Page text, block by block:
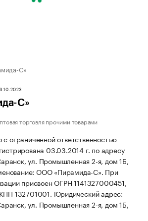
С»
С»
торговля прочими товарами
ограниченной ответственностью
03.03.2014 г. по адресу
ул. Промышленная 2-я, дом 1Б,
ООО «Пирамида-С». При
присвоен ОГРН 1141327000451,
132701001. Юридический адрес:
ул. Промышленная 2-я, дом 1Б,